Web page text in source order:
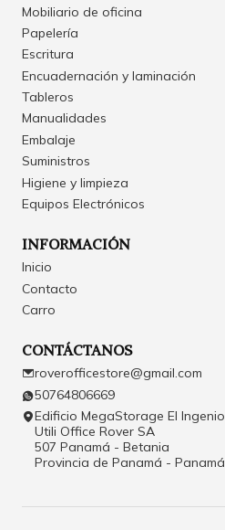
Mobiliario de oficina
Papelería
Escritura
Encuadernación y laminación
Tableros
Manualidades
Embalaje
Suministros
Higiene y limpieza
Equipos Electrónicos
INFORMACIÓN
Inicio
Contacto
Carro
CONTÁCTANOS
roverofficestore@gmail.com
50764806669
Edificio MegaStorage El Ingenio
Utili Office Rover SA
507 Panamá - Betania
Provincia de Panamá - Panamá